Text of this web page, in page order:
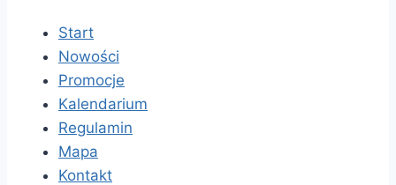
Start
Nowości
Promocje
Kalendarium
Regulamin
Mapa
Kontakt